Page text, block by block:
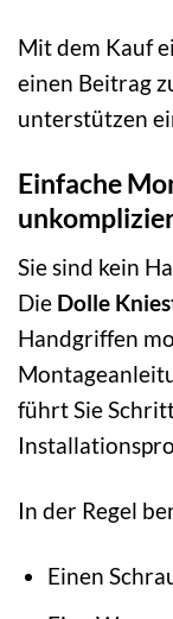
Mit dem Kauf
einen Beitrag
unterstützen
Einfache
Sie sind kein
Die Dolle
Handgriffen
führt Sie
In der Regel
Einen